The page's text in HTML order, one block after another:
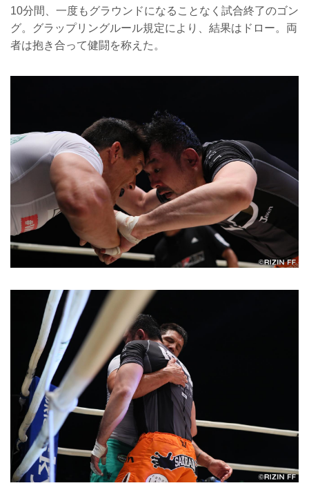
10分間、一度もグラウンドになることなく試合終了のゴン
グ。グラップリングルール規定により、結果はドロー。両
者は抱き合って健闘を称えた。